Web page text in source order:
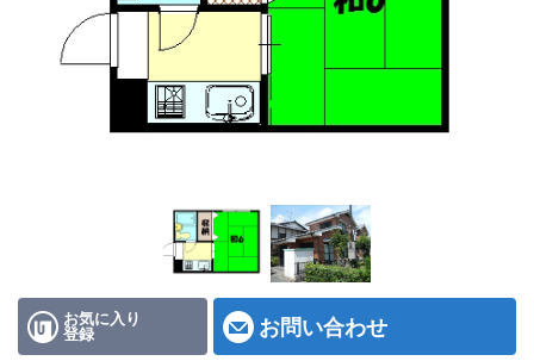
一人暮らしの物件特集
ペット相談OKの賃貸！
ハウスメーカー施工特集！
IT重説について
お気に入り
登録 お問い合わせ